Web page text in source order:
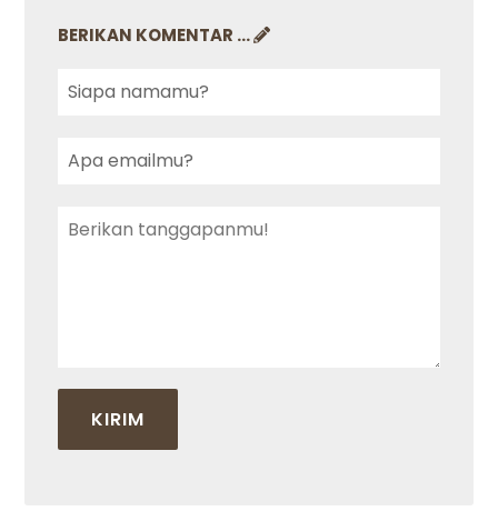
BERIKAN KOMENTAR ...